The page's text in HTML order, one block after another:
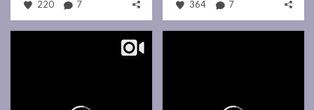
220 7 364 7